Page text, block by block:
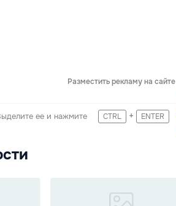
Разместить рекламу на сайте
ее и нажмите CTRL + ENTER